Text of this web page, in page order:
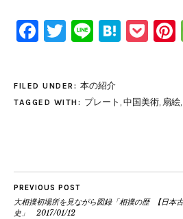
Facebook
Twitter
Line
FILED UNDER: 本の紹介
TAGGED WITH: プレート , 中国美術, 扇絵,
PREVIOUS POST
大相撲初場所を見ながら図録「相撲の歴
史」 2017/01/12
【日本